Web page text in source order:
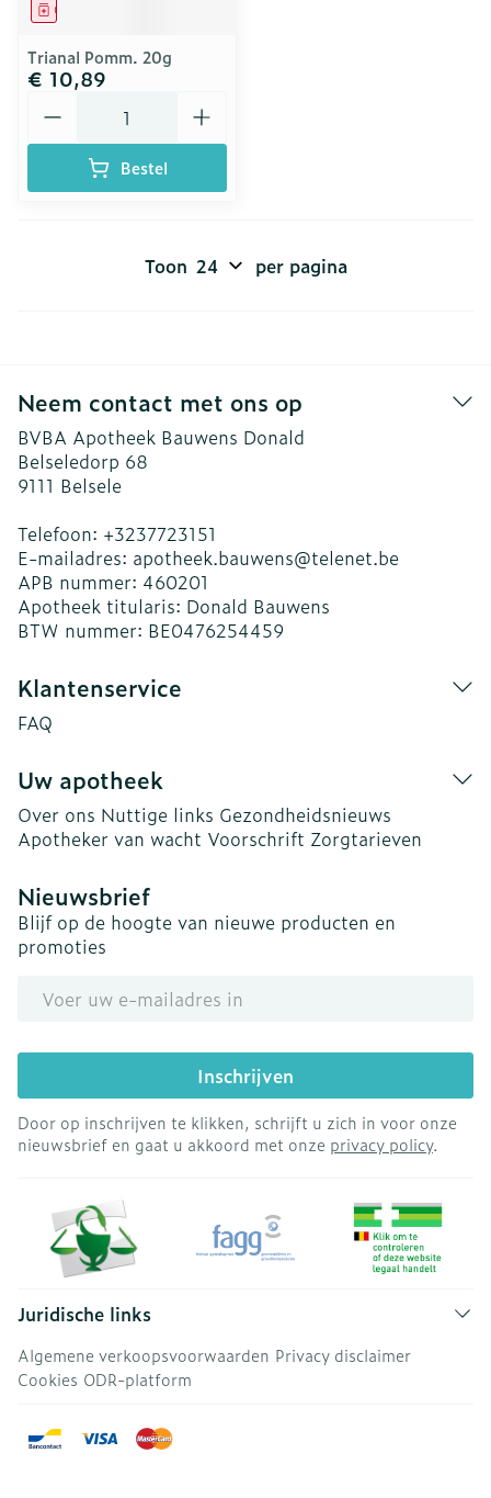
Geneesmiddel
Trianal Pomm. 20g
€ 10,89
Bestel
Toon per pagina
Neem contact met ons op
BVBA Apotheek Bauwens Donald
Belseledorp 68
9111 Belsele
Telefoon: +3237723151
E-mailadres: apotheek.bauwens@telenet.be
APB nummer: 460201
Apotheek titularis: Donald Bauwens
BTW nummer: BE0476254459
Klantenservice
FAQ
Uw apotheek
Over ons Nuttige links Gezondheidsnieuws
Apotheker van wacht Voorschrift Zorgtarieven
Nieuwsbrief
Blijf op de hoogte van nieuwe producten en
promoties
Inschrijven
Door op inschrijven te klikken, schrijft u zich in voor onze
nieuwsbrief en gaat u akkoord met onze privacy policy.
Juridische links
Algemene verkoopsvoorwaarden Privacy disclaimer
Cookies ODR-platform